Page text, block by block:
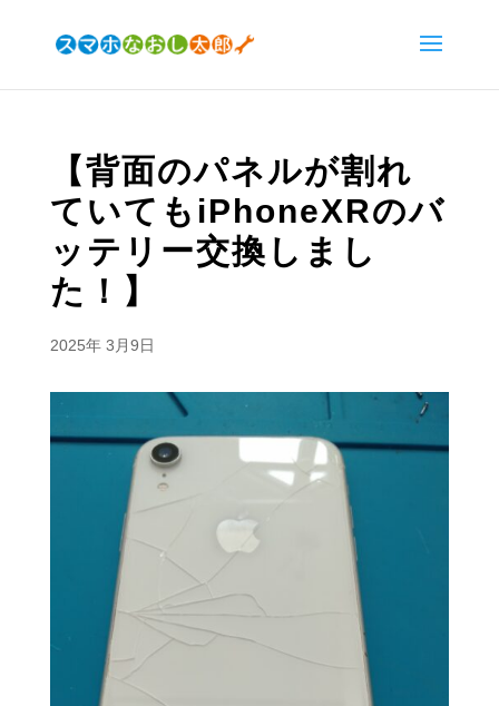
【背面のパネルが割れ
ていてもiPhoneXRのバ
ッテリー交換しまし
た！】
2025年 3月9日